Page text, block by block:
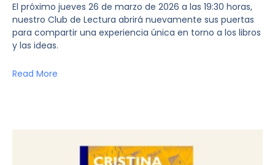
El próximo jueves 26 de marzo de 2026 a las 19:30 horas,
nuestro Club de Lectura abrirá nuevamente sus puertas
para compartir una experiencia única en torno a los libros
y las ideas.
Read More